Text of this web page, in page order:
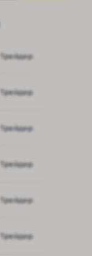
Трейдер
Трейдер
Трейдер
Трейдер
Трейдер
Трейдер